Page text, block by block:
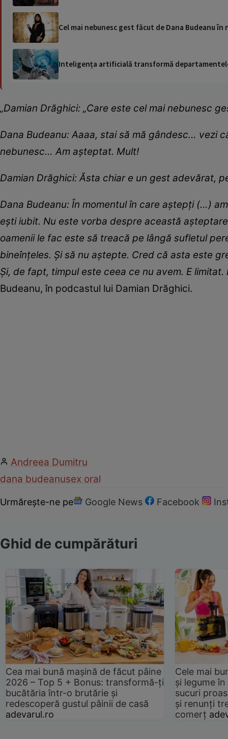
Cel mai nebunesc gest făcut de Dana Budeanu
Inteligența artificială transformă
„Damian Drăghici: „Care este cel mai nebunesc
Dana Budeanu: Aaaa, stai să mă gândesc… vezi
nebunesc… Am așteptat. Mult!
Damian Drăghici: Ăsta chiar e un gest adevărat,
Dana Budeanu: În momentul în care aștepți (…)
ești iubit. Nu este vorba despre această
oamenii le fac este să treacă pe lângă sufletul
bineînțeles. Și să nu aștepte. Cred că asta este
Și, de fapt, timpul este ceea ce nu avem. E
Budeanu, în podcastul lui Damian Drăghici.
Andreea Dumitru
dana budeanusex oral
Urmărește-ne pe Google News Facebook
Ghid de cumpărături
Cea mai bună mașină de făcut pâine
2026 – Top 5 + Bonus: transformă-ți
bucătăria într-o brutărie și
redescoperă gustul pâinii de casă
adevarul.ro
Cele mai
și legume
sucuri
și renunți
comerț